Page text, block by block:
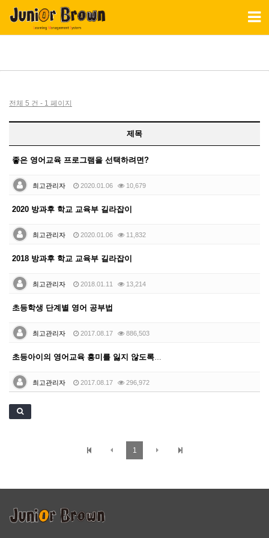
전체 5 건 - 1 페이지
제목
좋은 영어교육 프로그램을 선택하려면?
최고관리자 2020.01.06 10,679
2020 방과후 학교 교육부 길라잡이
최고관리자 2020.01.06 11,832
2018 방과후 학교 교육부 길라잡이
최고관리자 2018.01.11 13,214
초등학생 단계별 영어 공부법
최고관리자 2017.08.17 886,503
초등아이의 영어교육 흥미를 잃지 않도록 '자신감'이 고…
최고관리자 2017.08.17 296,972
1